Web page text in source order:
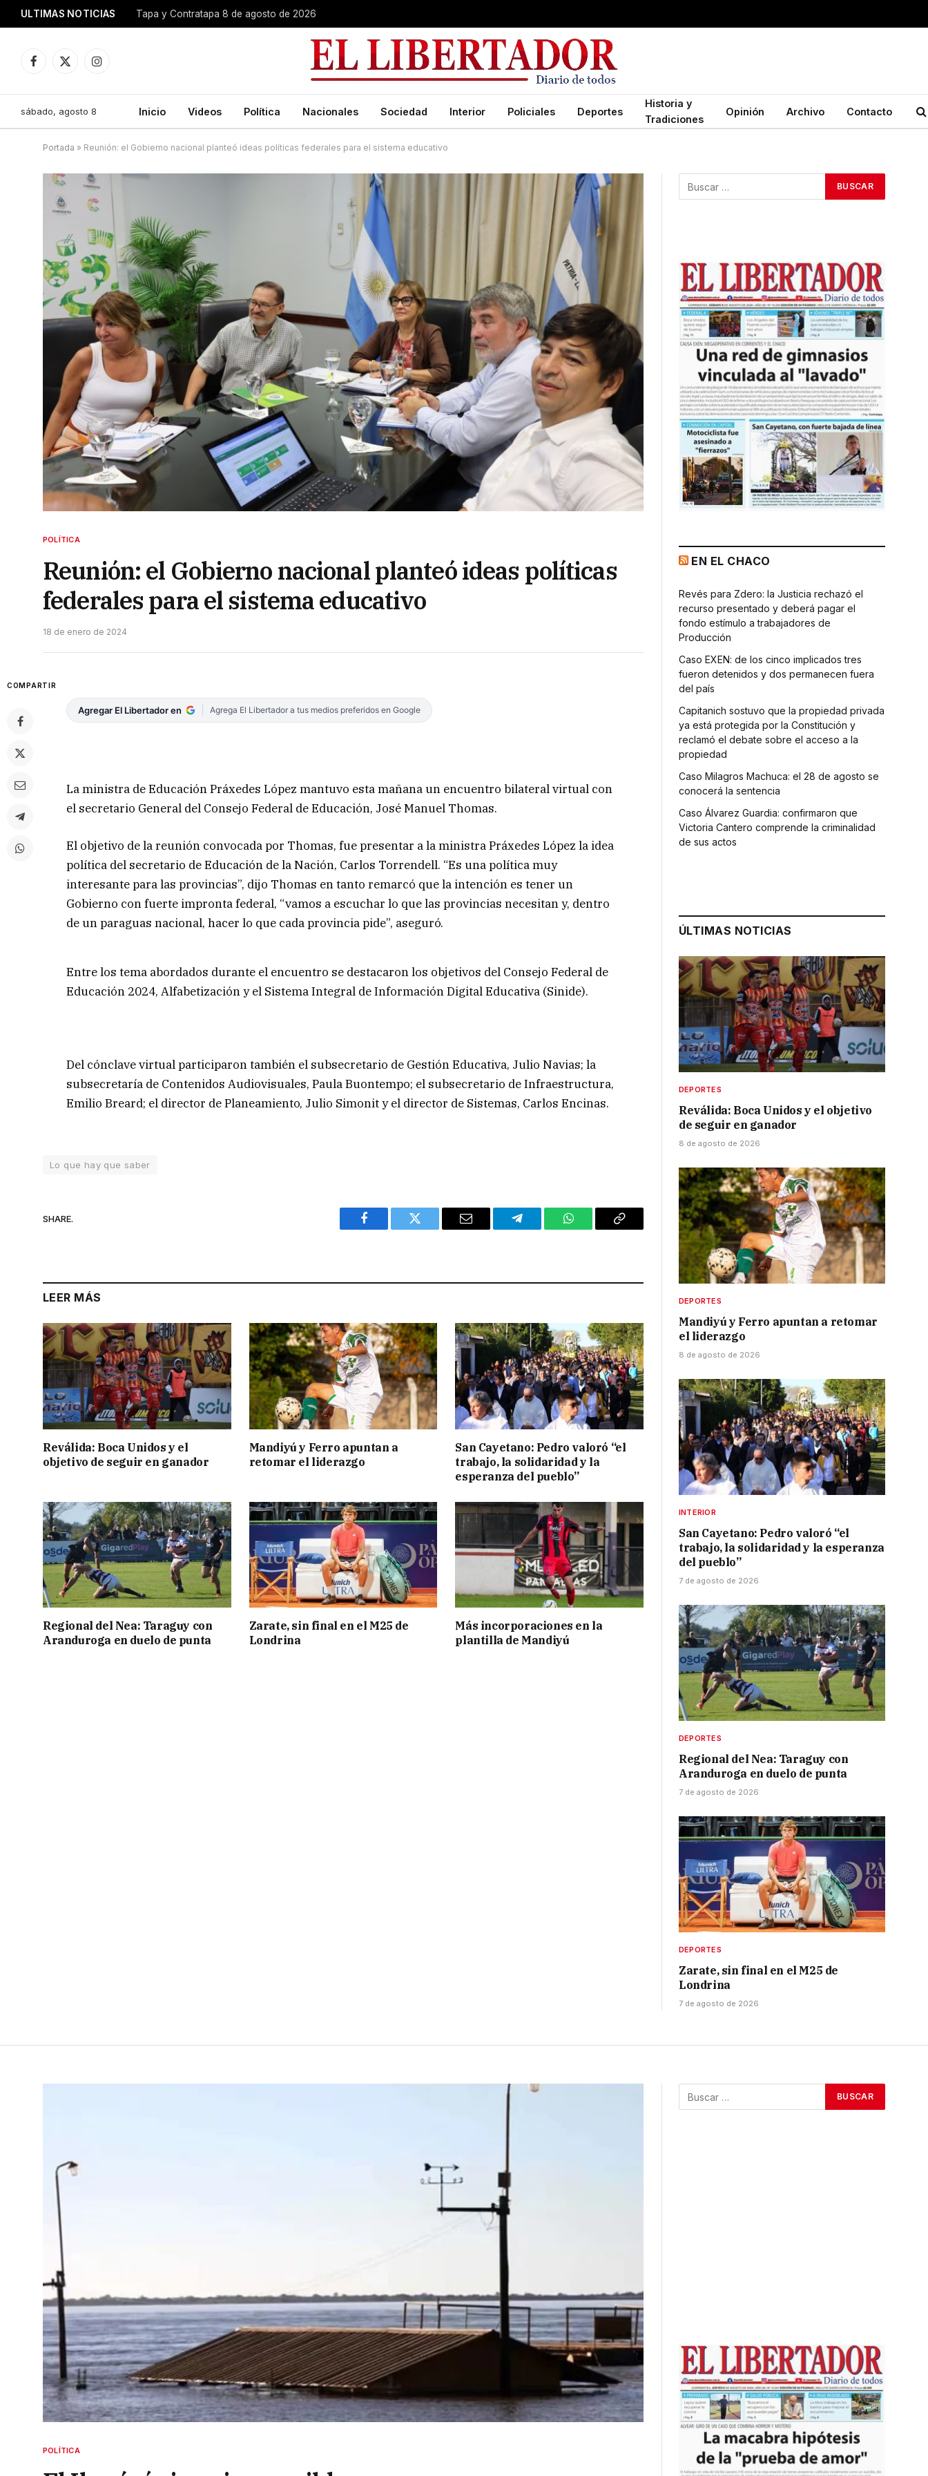
ULTIMAS NOTICIAS Tapa y Contratapa 8 de agosto de 2026
Facebook
X
Instagram
sábado, agosto 8 Inicio Videos Política Nacionales Sociedad Interior Policiales Deportes
Historia y
Tradiciones
Opinión Archivo Contacto
Portada » Reunión: el Gobierno nacional planteó ideas políticas federales para el sistema educativo
POLÍTICA
Reunión: el Gobierno nacional planteó ideas políticas
federales para el sistema educativo
18 de enero de 2024
COMPARTIR
Agregar El Libertador en Agrega El Libertador a tus medios preferidos en Google
La ministra de Educación Práxedes López mantuvo esta mañana un encuentro bilateral virtual con
el secretario General del Consejo Federal de Educación, José Manuel Thomas.
El objetivo de la reunión convocada por Thomas, fue presentar a la ministra Práxedes López la idea
política del secretario de Educación de la Nación, Carlos Torrendell. “Es una política muy
interesante para las provincias”, dijo Thomas en tanto remarcó que la intención es tener un
Gobierno con fuerte impronta federal, “vamos a escuchar lo que las provincias necesitan y, dentro
de un paraguas nacional, hacer lo que cada provincia pide”, aseguró.
Entre los tema abordados durante el encuentro se destacaron los objetivos del Consejo Federal de
Educación 2024, Alfabetización y el Sistema Integral de Información Digital Educativa (Sinide).
Del cónclave virtual participaron también el subsecretario de Gestión Educativa, Julio Navias; la
subsecretaría de Contenidos Audiovisuales, Paula Buontempo; el subsecretario de Infraestructura,
Emilio Breard; el director de Planeamiento, Julio Simonit y el director de Sistemas, Carlos Encinas.
Lo que hay que saber
SHARE.
Facebook Twitter Email Telegram WhatsAppCopy
LEER MÁS
Reválida: Boca Unidos y el
objetivo de seguir en ganador
Mandiyú y Ferro apuntan a
retomar el liderazgo
San Cayetano: Pedro valoró “el
trabajo, la solidaridad y la
esperanza del pueblo”
Regional del Nea: Taraguy con
Aranduroga en duelo de punta
Zarate, sin final en el M25 de
Londrina
Más incorporaciones en la
plantilla de Mandiyú
EN EL CHACO
Revés para Zdero: la Justicia rechazó el
recurso presentado y deberá pagar el
fondo estímulo a trabajadores de
Producción
Caso EXEN: de los cinco implicados tres
fueron detenidos y dos permanecen fuera
del país
Capitanich sostuvo que la propiedad privada
ya está protegida por la Constitución y
reclamó el debate sobre el acceso a la
propiedad
Caso Milagros Machuca: el 28 de agosto se
conocerá la sentencia
Caso Álvarez Guardia: confirmaron que
Victoria Cantero comprende la criminalidad
de sus actos
ÚLTIMAS NOTICIAS
DEPORTES
Reválida: Boca Unidos y el objetivo
de seguir en ganador
8 de agosto de 2026
DEPORTES
Mandiyú y Ferro apuntan a retomar
el liderazgo
8 de agosto de 2026
INTERIOR
San Cayetano: Pedro valoró “el
trabajo, la solidaridad y la esperanza
del pueblo”
7 de agosto de 2026
DEPORTES
Regional del Nea: Taraguy con
Aranduroga en duelo de punta
7 de agosto de 2026
DEPORTES
Zarate, sin final en el M25 de
Londrina
7 de agosto de 2026
POLÍTICA